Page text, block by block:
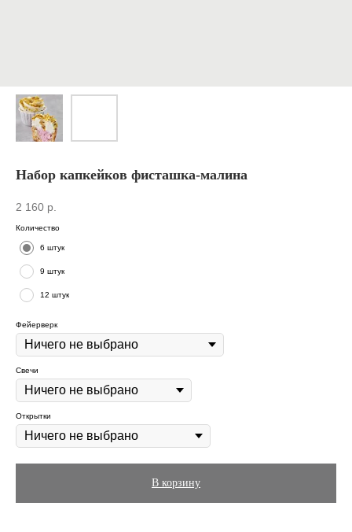
Набор капкейков фисташка-малина
2 160 р.
Количество
6 штук
9 штук
12 штук
Фейерверк
Свечи
Открытки
В корзину